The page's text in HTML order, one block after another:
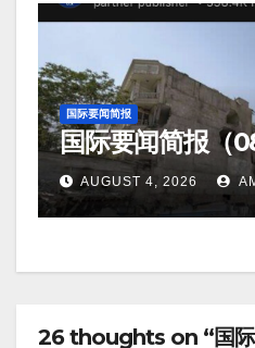
国际要闻简报
国际要闻简报（
AUGUST 4, 2026
26 thoughts on “国